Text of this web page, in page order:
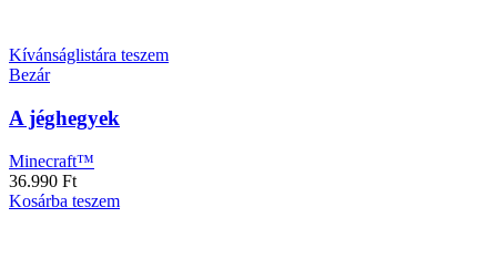
Kívánságlistára teszem
Bezár
A jéghegyek
Minecraft™
36.990 Ft
Kosárba teszem